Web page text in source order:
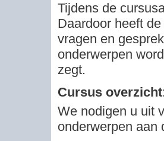
Tijdens de
Daardoor heeft
vragen en
onderwerpen
zegt.
Cursus
We nodigen u uit
onderwerpen aan